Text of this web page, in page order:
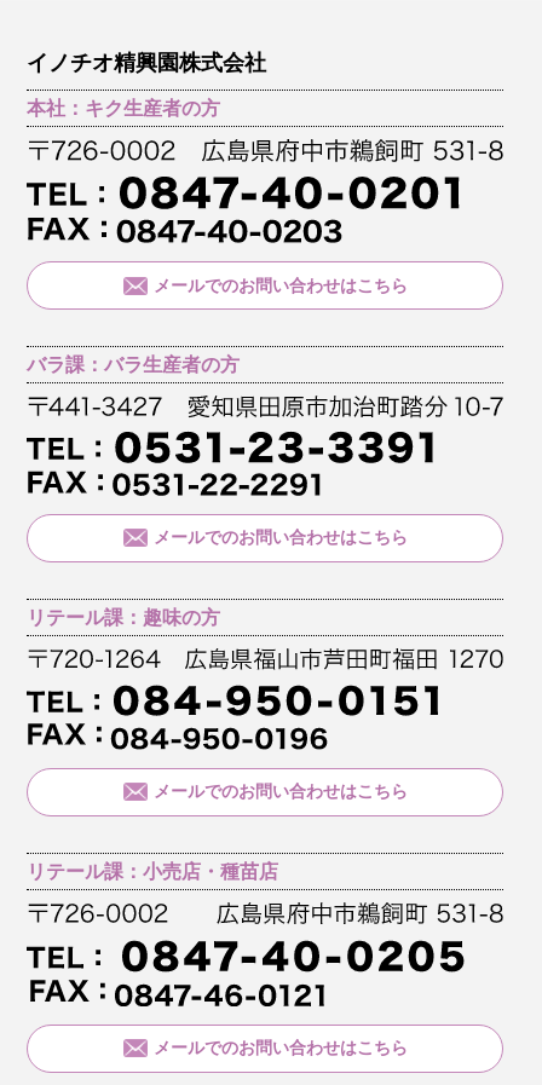
イノチオ精興園株式会社
本社：キク生産者の方
メールでのお問い合わせはこちら
バラ課：バラ生産者の方
メールでのお問い合わせはこちら
リテール課：趣味の方
メールでのお問い合わせはこちら
リテール課：小売店・種苗店
メールでのお問い合わせはこちら